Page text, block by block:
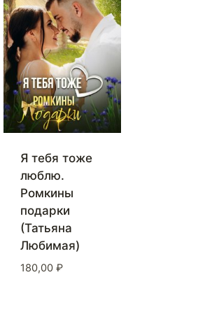
Я тебя тоже
люблю.
Ромкины
подарки
(Татьяна
Любимая)
180,00 ₽